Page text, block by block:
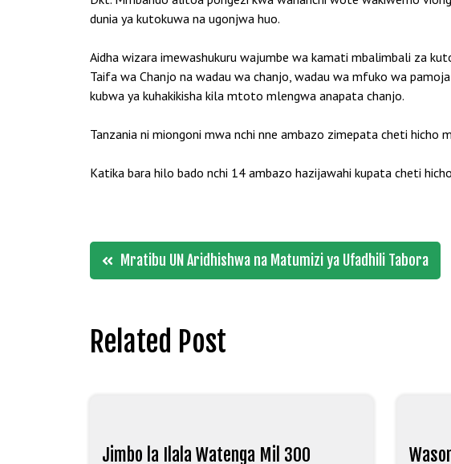
dunia ya kutokuwa na ugonjwa huo.
Aidha wizara imewashukuru wajumbe wa kamati mbalimbali za
Taifa wa Chanjo na wadau wa chanjo, wadau wa mfuko wa pamoja
kubwa ya kuhakikisha kila mtoto mlengwa anapata chanjo.
Tanzania ni miongoni mwa nchi nne ambazo zimepata cheti hicho
Katika bara hilo bado nchi 14 ambazo hazijawahi kupata cheti
PostMratibu UN Aridhishwa na Matumizi ya Ufadhili Tabora
Related Post
Jimbo la Ilala Watenga Mil 300